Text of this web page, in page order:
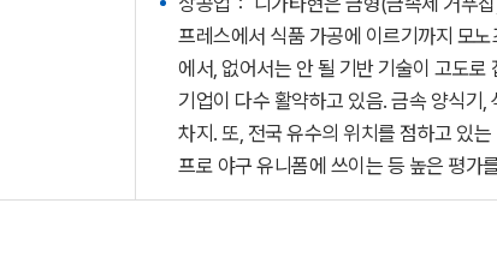
프레스에서 식품 가공에 이르기까지 모
에서, 없어서는 안 될 기반 기술이 고도
기업이 다수 활약하고 있음. 금속 양식기
차지. 또, 전국 유수의 위치를 점하고 있
프로 야구 유니폼에 쓰이는 등 높은 평가